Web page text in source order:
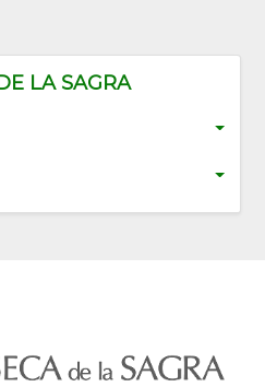
LA SAGRA